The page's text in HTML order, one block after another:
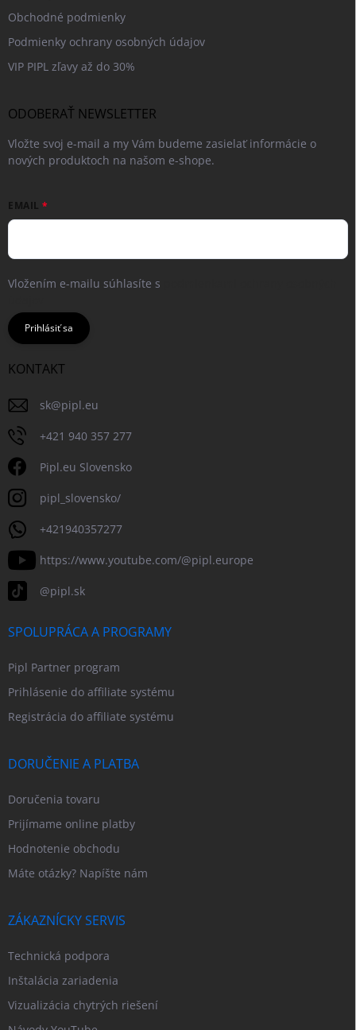
Obchodné podmienky
Podmienky ochrany osobných údajov
VIP PIPL zľavy až do 30%
ODOBERAŤ NEWSLETTER
Vložte svoj e-mail a my Vám budeme zasielať informácie o
nových produktoch na našom e-shope.
EMAIL
Vložením e-mailu súhlasíte s
Prihlásiť sa
KONTAKT
sk@pipl.eu
+421 940 357 277
Pipl.eu Slovensko
pipl_slovensko/
+421940357277
https://www.youtube.com/@pipl.europe
@pipl.sk
SPOLUPRÁCA A PROGRAMY
Pipl Partner program
Prihlásenie do affiliate systému
Registrácia do affiliate systému
DORUČENIE A PLATBA
Doručenia tovaru
Prijímame online platby
Hodnotenie obchodu
Máte otázky? Napíšte nám
ZÁKAZNÍCKY SERVIS
Technická podpora
Inštalácia zariadenia
Vizualizácia chytrých riešení